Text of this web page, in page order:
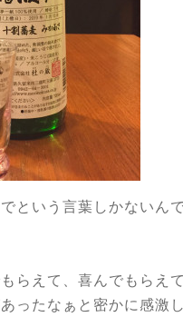
という言葉しかないん
らえて、喜んでもらえ
ったなぁと密かに感激